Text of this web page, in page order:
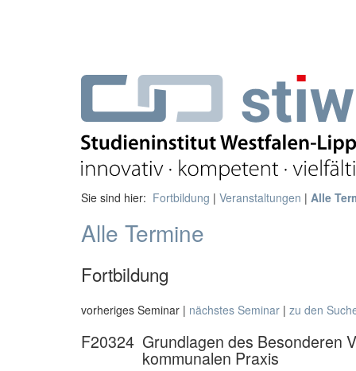
Sie sind hier: Fortbildung | Veranstaltungen | Alle
Alle Termine
Fortbildung
vorheriges Seminar | nächstes Seminar | zu den
F20324 Grundlagen des Besonderen
kommunalen Praxis